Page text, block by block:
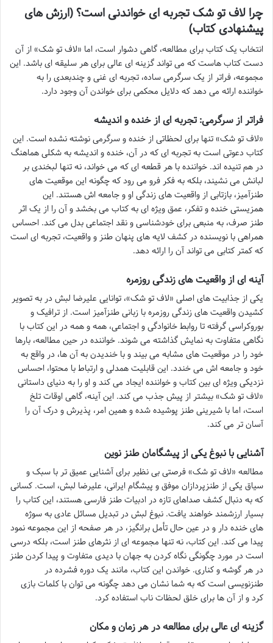
چرا لاف تو شک تجربه ای خواندنی است؟ (ارزش های
پیشنهادی کتاب)
انتخاب یک کتاب برای مطالعه، گاهی دشوار است، اما «لاف تو شک» از آن
دست کتاب هاست که می تواند گزینه ای عالی برای هر سلیقه ای باشد. این
مجموعه، فراتر از یک سرگرمی ساده، تجربه ای غنی و چندبعدی را به
خواننده ارائه می دهد که دلایل محکمی برای خواندن آن وجود دارد.
فراتر از سرگرمی: تجربه ای از خنده و اندیشه
«لاف تو شک» تنها برای لحظاتی از خنده و سرگرمی نوشته نشده است. این
کتاب دعوتی است به تجربه ای که در آن، خنده و اندیشه به شکلی هماهنگ
در هم تنیده اند. خواننده با هر قطعه ای که می خواند، نه تنها لبخندی بر
لبانش می نشیند، بلکه به فکر فرو می رود که چگونه این موقعیت های
طنزآمیز، بازتابی از واقعیت های زندگی او و جامعه اش هستند. این
همزیستی خنده و تفکر، عمق ویژه ای به کتاب می بخشد و آن را از یک اثر
طنز صرف، به منبعی برای خودشناسی و نقد اجتماعی بدل می کند. احساس
همراهی با نویسنده در کشف لایه های پنهان طنز و واقعیت، تجربه ای است
که کمتر کتابی می تواند آن را ارائه دهد.
آینه ای از واقعیت های زندگی روزمره
یکی از جذابیت های اصلی «لاف تو شک»، توانایی علیرضا لبش در به تصویر
کشیدن واقعیت های زندگی روزمره با زبانی طنزآمیز است. از ترافیک و
بوروکراسی گرفته تا روابط خانوادگی و اجتماعی، همه و همه در این کتاب با
نگاهی متفاوت به نمایش گذاشته می شوند. خواننده در حین مطالعه، بارها
خود را در موقعیت های مشابه می بیند و با خندیدن به آن ها، در واقع به
خود و جامعه اش می خندد. این قابلیت همدلی و ارتباط با محتوا، احساس
نزدیکی ویژه ای بین کتاب و خواننده ایجاد می کند و او را به دنیای داستانی
«لاف تو شک» بیشتر از پیش جذب می کند. این آینه، گاهی اوقات تلخ
است، اما با شیرینی طنز پوشیده شده و همین امر، پذیرش و درک آن را
آسان تر می کند.
آشنایی با نبوغ یکی از پیشگامان طنز نوین
مطالعه «لاف تو شک» فرصتی بی نظیر برای آشنایی عمیق تر با سبک و
سیاق یکی از طنزپردازان موفق و پیشگام ایرانی، علیرضا لبش، است. کسانی
که به دنبال کشف صداهای تازه در ادبیات طنز فارسی هستند، این کتاب را
بسیار ارزشمند خواهند یافت. نبوغ لبش در تبدیل مسائل عادی به سوژه
های خنده دار و در عین حال تأمل برانگیز، در هر صفحه از این مجموعه نمود
پیدا می کند. این کتاب، نه تنها مجموعه ای از نثرهای طنز است، بلکه درسی
است در مورد چگونگی نگاه کردن به جهان با دیدی متفاوت و پیدا کردن طنز
در هر گوشه و کناری. خواندن این کتاب، مانند یک دوره فشرده در
طنزنویسی است که به شما نشان می دهد چگونه می توان با کلمات بازی
کرد و از آن ها برای خلق لحظات ناب استفاده کرد.
گزینه ای عالی برای مطالعه در هر زمان و مکان